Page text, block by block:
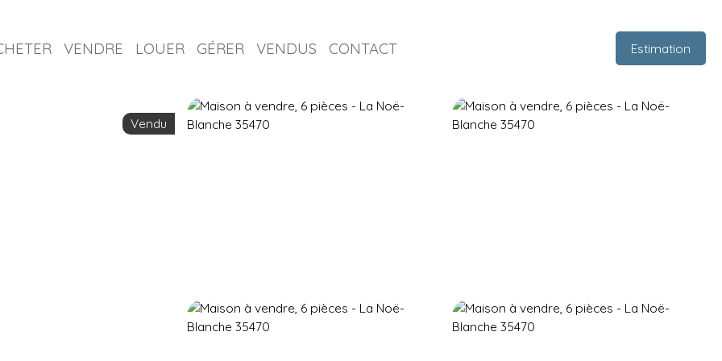
VENDRE LOUER GÉRER VENDUS CONTACT Estimation
Vendu